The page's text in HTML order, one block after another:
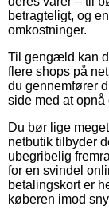
betragteligt, og
omkostninger.
Til gengæld kan
flere shops på
du gennemfører
side med at
Du bør lige
netbutik tilbyder
ubegribelig
for en svindel
betalingskort er
køberen imod